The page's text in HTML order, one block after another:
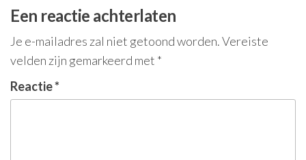
Een reactie achterlaten
Je e-mailadres zal niet getoond worden.Vereiste
velden zijn gemarkeerd met *
Reactie*